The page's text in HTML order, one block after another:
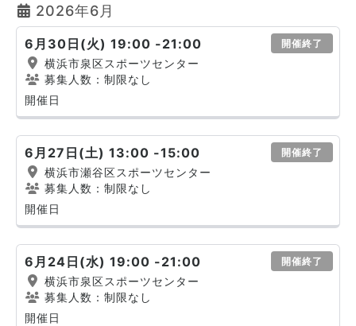
2026年6月
6月30日(火) 19:00 -21:00 開催終了
横浜市泉区スポーツセンター
募集人数：制限なし
開催日
6月27日(土) 13:00 -15:00 開催終了
横浜市瀬谷区スポーツセンター
募集人数：制限なし
開催日
6月24日(水) 19:00 -21:00 開催終了
横浜市泉区スポーツセンター
募集人数：制限なし
開催日